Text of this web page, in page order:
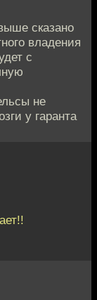
сказано
владения
с
не
у гаранта